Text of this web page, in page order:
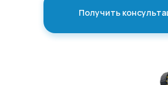
Получить